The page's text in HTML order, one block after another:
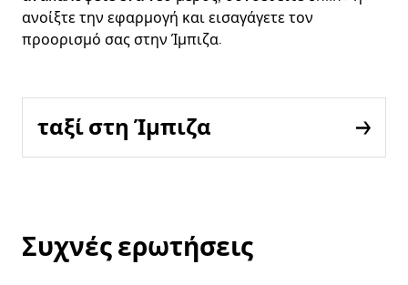
ανοίξτε την εφαρμογή και εισαγάγετε τον
προορισμό σας στην Ίμπιζα.
ταξί στη Ίμπιζα
Συχνές ερωτήσεις